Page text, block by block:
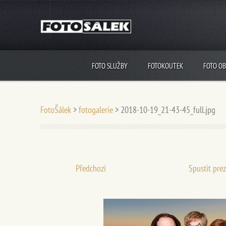
FOTO SLUŽBY FOTOKOUTEK FOTO
FotoŠálek >fotogalerie > 2018-10-19_21-43-45_full.jpg
Předchozí Spustit